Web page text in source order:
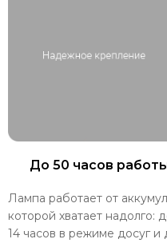
До 50 часов
Лампа работает от
которой хватает надолго:
14 часов в режиме досуг